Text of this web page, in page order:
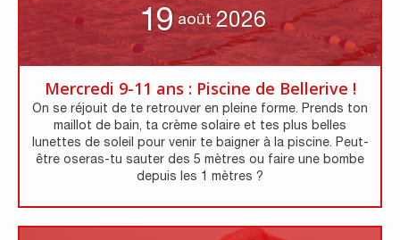
19 août 2026
Mercredi 9-11 ans : Piscine de Bellerive !
On se réjouit de te retrouver en pleine forme. Prends ton
maillot de bain, ta crème solaire et tes plus belles
lunettes de soleil pour venir te baigner à la piscine. Peut-
être oseras-tu sauter des 5 mètres ou faire une bombe
depuis les 1 mètres ?